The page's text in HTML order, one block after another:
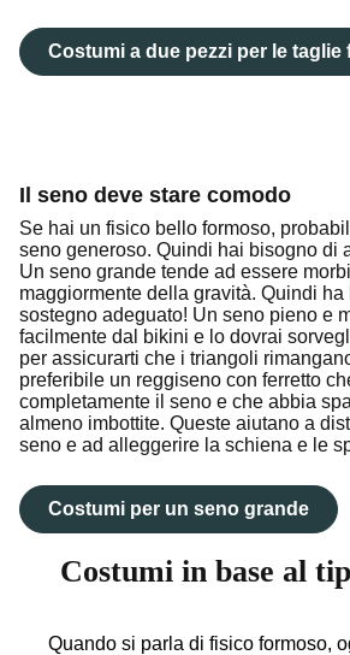
Costumi a due pezzi per le taglie
Il seno deve stare comodo
Se hai un fisico bello formoso,
seno generoso. Quindi hai bisogno di
Un seno grande tende ad essere
maggiormente della gravità. Quindi ha
sostegno adeguato! Un seno pieno e
facilmente dal bikini e lo dovrai
per assicurarti che i triangoli
preferibile un reggiseno con ferretto
completamente il seno e che abbia
almeno imbottite. Queste aiutano a
seno e ad alleggerire la schiena e le
Costumi per un seno grande
Costumi in base al
Quando si parla di fisico formoso,